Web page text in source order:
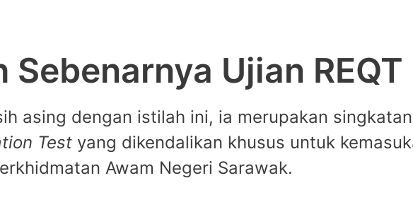
Sebenarnya Ujian
asing dengan istilah ini, ia merupakan
Test yang dikendalikan khusus untuk
Awam Negeri Sarawak.